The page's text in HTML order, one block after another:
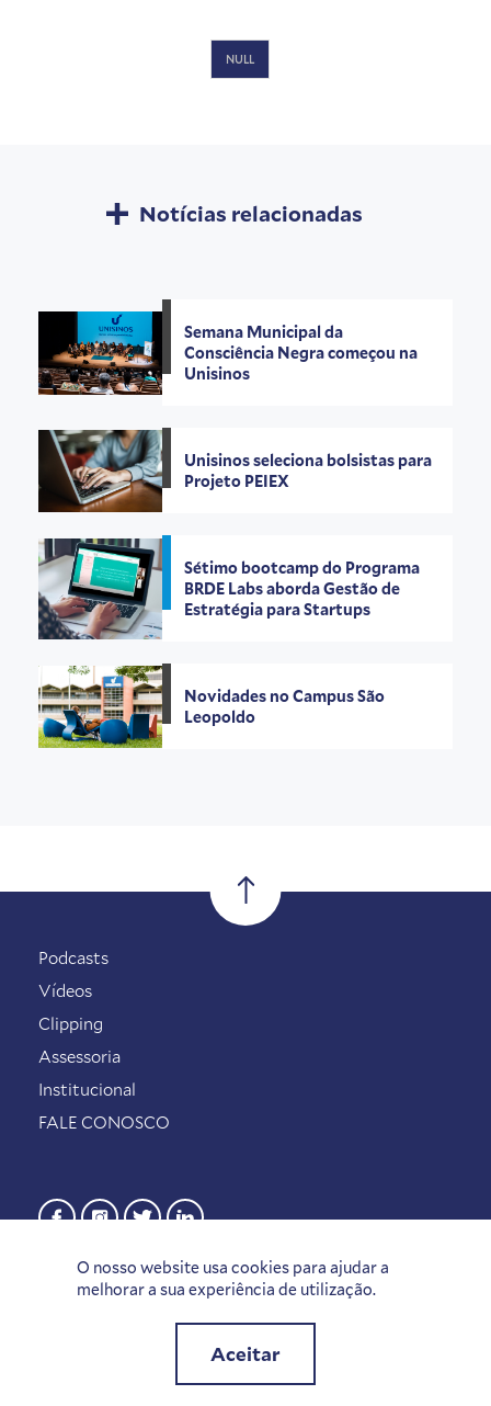
NULL
Notícias relacionadas
Semana Municipal da
Consciência Negra começou na
Unisinos
Unisinos seleciona bolsistas para
Projeto PEIEX
Sétimo bootcamp do Programa
BRDE Labs aborda Gestão de
Estratégia para Startups
Novidades no Campus São
Leopoldo
O nosso website usa cookies para ajudar a
melhorar a sua experiência de utilização.
Aceitar
Podcasts
Vídeos
Clipping
Assessoria
Institucional
FALE CONOSCO